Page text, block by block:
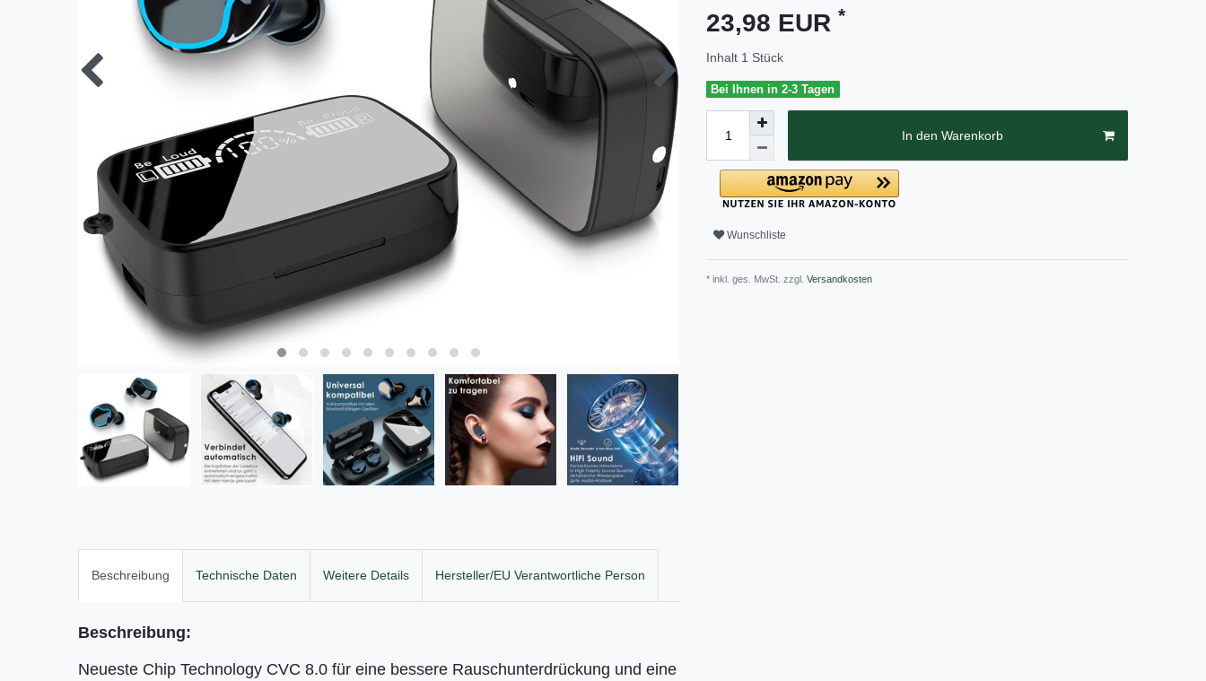
23,98 EUR *
Inhalt 1 Stück
Bei Ihnen in 2-3 Tagen
In den Warenkorb
Wunschliste
* inkl. ges. MwSt. zzgl. Versandkosten
Beschreibung Technische Daten Weitere Details Hersteller/EU Verantwortliche Person
Beschreibung:
Neueste Chip Technology CVC 8.0 für eine bessere Rauschunterdrückung und eine